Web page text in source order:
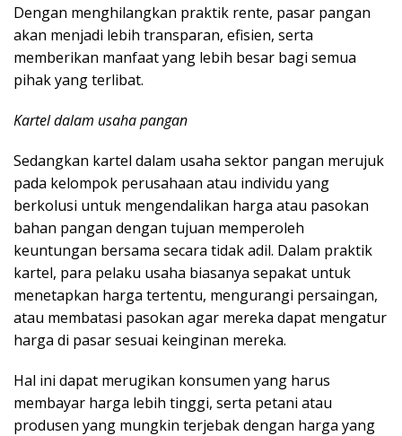
Dengan menghilangkan praktik rente, pasar pangan
akan menjadi lebih transparan, efisien, serta
memberikan manfaat yang lebih besar bagi semua
pihak yang terlibat.
Kartel dalam usaha pangan
Sedangkan kartel dalam usaha sektor pangan merujuk
pada kelompok perusahaan atau individu yang
berkolusi untuk mengendalikan harga atau pasokan
bahan pangan dengan tujuan memperoleh
keuntungan bersama secara tidak adil. Dalam praktik
kartel, para pelaku usaha biasanya sepakat untuk
menetapkan harga tertentu, mengurangi persaingan,
atau membatasi pasokan agar mereka dapat mengatur
harga di pasar sesuai keinginan mereka.
Hal ini dapat merugikan konsumen yang harus
membayar harga lebih tinggi, serta petani atau
produsen yang mungkin terjebak dengan harga yang